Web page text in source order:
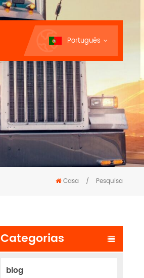
Português
Casa / Pesquisa
Categorias
blog